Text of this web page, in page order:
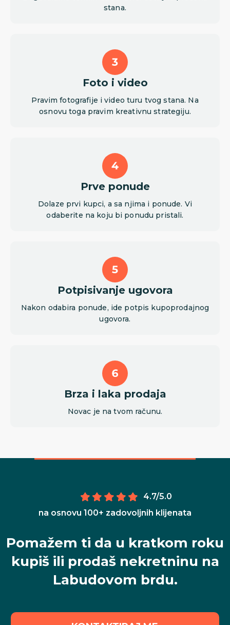
stana.
Foto i video
Pravim fotografije i video turu tvog stana. Na
osnovu toga pravim kreativnu strategiju.
Prve ponude
Dolaze prvi kupci, a sa njima i ponude. Vi
odaberite na koju bi ponudu pristali.
Potpisivanje ugovora
Nakon odabira ponude, ide potpis kupoprodajnog
ugovora.
Brza i laka prodaja
Novac je na tvom računu.
4.7/5.0
na osnovu 100+ zadovoljnih klijenata
Pomažem ti da u kratkom roku
kupiš ili prodaš nekretninu na
Labudovom brdu.